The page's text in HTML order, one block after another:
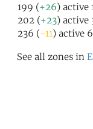
199 (+26) active
202 (+23) active
236 (-11) active
See all zones in